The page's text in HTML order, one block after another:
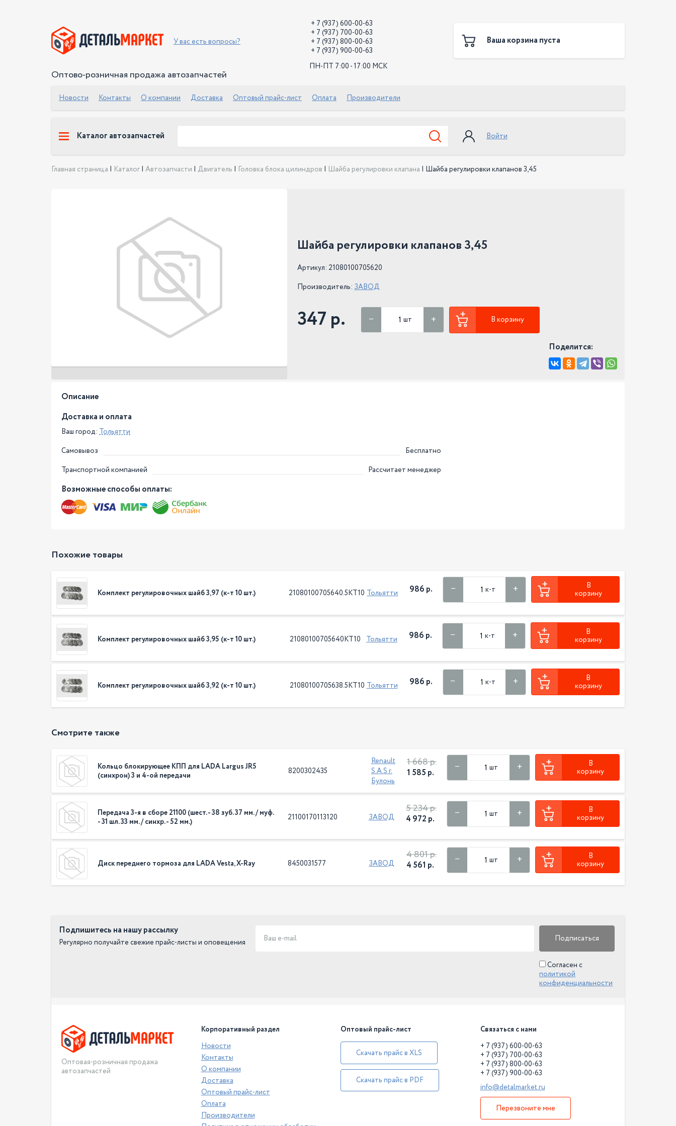
Оптово-розничная продажа автозапчастей
У вас есть вопросы?
+ 7 (937) 600-00-63
+ 7 (937) 700-00-63
+ 7 (937) 800-00-63
+ 7 (937) 900-00-63
ПН-ПТ 7:00 - 17:00 МСК
Ваша корзина пуста
Новости Контакты О компании Доставка Оптовый прайс-лист Оплата Производители
Каталог автозапчастей Войти
Главная страница | Каталог | Автозапчасти | Двигатель | Головка блока цилиндров | Шайба регулировки клапана | Шайба регулировки клапанов 3,45
Шайба регулировки клапанов 3,45
Артикул: 21080100705620
Производитель: ЗАВОД
347 р. шт В корзину
Поделится:
Описание
Доставка и оплата
Ваш город: Тольятти
Самовывоз
Бесплатно
Транспортной компанией
Рассчитает менеджер
Возможные способы оплаты:
Похожие товары
Комплект регулировочных шайб 3,97 (к-т 10 шт.) 21080100705640.5КТ10 Тольятти 986 р. к-т
В
корзину
Комплект регулировочных шайб 3,95 (к-т 10 шт.) 21080100705640КТ10 Тольятти 986 р. к-т
В
корзину
Комплект регулировочных шайб 3,92 (к-т 10 шт.) 21080100705638.5КТ10 Тольятти 986 р. к-т
В
корзину
Смотрите также
Кольцо блокирующее КПП для LADA Largus JR5
(синхрон) 3 и 4-ой передачи
8200302435
Renault
S.A.S г.
Булонь
1 668 р.
1 585 р. шт
В
корзину
Передача 3-я в сборе 21100 (шест. - 38 зуб. 37 мм. / муф.
- 31 шл. 33 мм. / синхр. - 52 мм.)
21100170113120 ЗАВОД
5 234 р.
4 972 р. шт
В
корзину
Диск переднего тормоза для LADA Vesta, X-Ray 8450031577 ЗАВОД
4 801 р.
4 561 р. шт
В
корзину
Подпишитесь на нашу рассылку
Регулярно получайте свежие прайс-листы и оповещения Подписаться
Согласен с
политикой
конфиденциальности
Оптовая-розничная продажа
автозапчастей
Корпоративный раздел
Новости
Контакты
О компании
Доставка
Оптовый прайс-лист
Оплата
Производители
Оптовый прайс-лист
Скачать прайс в XLS
Скачать прайс в PDF
Связаться с нами
+ 7 (937) 600-00-63
+ 7 (937) 700-00-63
+ 7 (937) 800-00-63
+ 7 (937) 900-00-63
info@detalmarket.ru
Перезвоните мне